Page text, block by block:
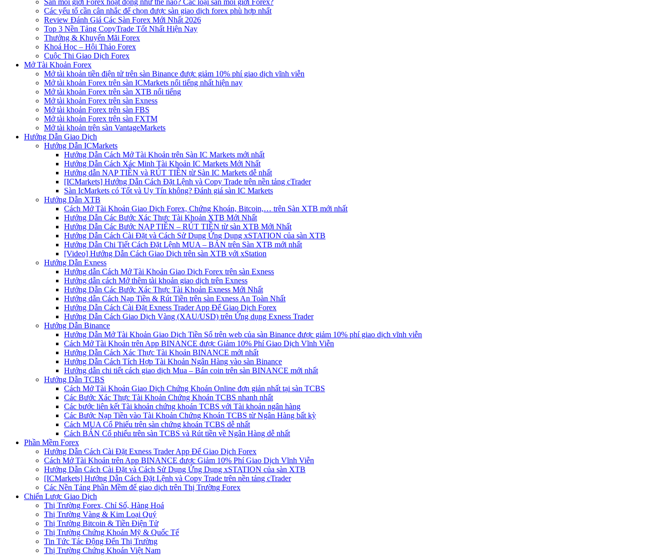
Sàn môi giới Forex hoạt động như thế nào? Các loại sàn môi giới Forex?
Các yếu tố cần cân nhắc để chọn được sàn giao dịch forex phù hợp nhất
Review Đánh Giá Các Sàn Forex Mới Nhất 2026
Top 3 Nền Tảng CopyTrade Tốt Nhất Hiện Nay
Thưởng & Khuyến Mãi Forex
Khoá Học – Hội Thảo Forex
Cuộc Thi Giao Dịch Forex
Mở Tài Khoản Forex
Mở tài khoản tiền điện tử trên sàn Binance được giảm 10% phí giao dịch vĩnh viễn
Mở tài khoản Forex trên sàn ICMarkets nổi tiếng nhất hiện nay
Mở tài khoản Forex trên sàn XTB nổi tiếng
Mở tài khoản Forex trên sàn Exness
Mở tài khoản Forex trên sàn FBS
Mở tài khoản Forex trên sàn FXTM
Mở tài khoản trên sàn VantageMarkets
Hướng Dẫn Giao Dịch
Hướng Dẫn ICMarkets
Hướng Dẫn Cách Mở Tài Khoản trên Sàn IC Markets mới nhất
Hướng Dẫn Cách Xác Minh Tài Khoản IC Markets Mới Nhất
Hướng dẫn NẠP TIỀN và RÚT TIỀN từ Sàn IC Markets dễ nhất
[ICMarkets] Hướng Dẫn Cách Đặt Lệnh và Copy Trade trên nền tảng cTrader
Sàn IcMarkets có Tốt và Uy Tín không? Đánh giá sàn IC Markets
Hướng Dẫn XTB
Cách Mở Tài Khoản Giao Dịch Forex, Chứng Khoán, Bitcoin,… trên Sàn XTB mới nhất
Hướng Dẫn Các Bước Xác Thực Tài Khoản XTB Mới Nhất
Hướng Dẫn Các Bước NẠP TIỀN – RÚT TIỀN từ sàn XTB Mới Nhất
Hướng Dẫn Cách Cài Đặt và Cách Sử Dụng Ứng Dụng xSTATION của sàn XTB
Hướng Dẫn Chi Tiết Cách Đặt Lệnh MUA – BÁN trên Sàn XTB mới nhất
[Video] Hướng Dẫn Cách Giao Dịch trên sàn XTB với xStation
Hướng Dẫn Exness
Hướng dẫn Cách Mở Tài Khoản Giao Dịch Forex trên sàn Exness
Hướng dẫn cách Mở thêm tài khoản giao dịch trên Exness
Hướng Dẫn Các Bước Xác Thực Tài Khoản Exness Mới Nhất
Hướng dẫn Cách Nạp Tiền & Rút Tiền trên sàn Exness An Toàn Nhất
Hướng Dẫn Cách Cài Đặt Exness Trader App Để Giao Dịch Forex
Hướng Dẫn Cách Giao Dịch Vàng (XAU/USD) trên Ứng dụng Exness Trader
Hướng Dẫn Binance
Hướng Dẫn Mở Tài Khoản Giao Dịch Tiền Số trên web của sàn Binance được giảm 10% phí giao dịch vĩnh viễn
Cách Mở Tài Khoản trên App BINANCE được Giảm 10% Phí Giao Dịch Vĩnh Viễn
Hướng Dẫn Cách Xác Thực Tài Khoản BINANCE mới nhất
Hướng Dẫn Cách Tích Hợp Tài Khoản Ngân Hàng vào sàn Binance
Hướng dẫn chi tiết cách giao dịch Mua – Bán coin trên sàn BINANCE mới nhất
Hướng Dẫn TCBS
Cách Mở Tài Khoản Giao Dịch Chứng Khoán Online đơn giản nhất tại sàn TCBS
Các Bước Xác Thực Tài Khoản Chứng Khoán TCBS nhanh nhất
Các bước liên kết Tài khoản chứng khoán TCBS với Tài khoản ngân hàng
Các Bước Nạp Tiền vào Tài Khoản Chứng Khoán TCBS từ Ngân Hàng bất kỳ
Cách MUA Cổ Phiếu trên sàn chứng khoán TCBS dễ nhất
Cách BÁN Cổ phiếu trên sàn TCBS và Rút tiền về Ngân Hàng dễ nhất
Phần Mềm Forex
Hướng Dẫn Cách Cài Đặt Exness Trader App Để Giao Dịch Forex
Cách Mở Tài Khoản trên App BINANCE được Giảm 10% Phí Giao Dịch Vĩnh Viễn
Hướng Dẫn Cách Cài Đặt và Cách Sử Dụng Ứng Dụng xSTATION của sàn XTB
[ICMarkets] Hướng Dẫn Cách Đặt Lệnh và Copy Trade trên nền tảng cTrader
Các Nền Tảng Phần Mềm để giao dịch trên Thị Trường Forex
Chiến Lược Giao Dịch
Thị Trường Forex, Chỉ Số, Hàng Hoá
Thị Trường Vàng & Kim Loại Quý
Thị Trường Bitcoin & Tiền Điện Tử
Thị Trường Chứng Khoán Mỹ & Quốc Tế
Tin Tức Tác Động Đến Thị Trường
Thị Trường Chứng Khoán Việt Nam